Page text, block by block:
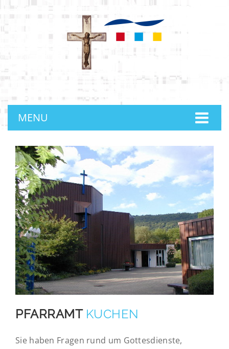
anmelden
MENU
PFARRAMT KUCHEN
Sie haben Fragen rund um Gottesdienste,